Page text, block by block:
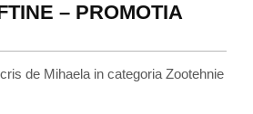
– PROMOTIA
de Mihaela in categoriaZootehnie